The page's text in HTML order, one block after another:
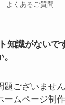
よくあるご質問
知識がないで
題ございません
ームページ制